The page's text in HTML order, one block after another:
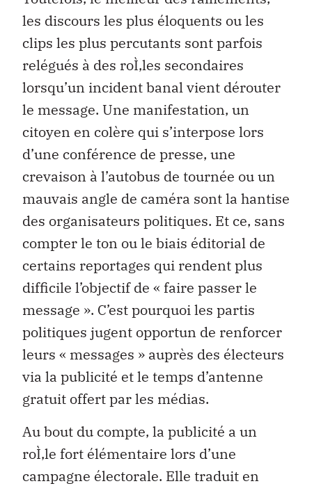
les discours les plus éloquents ou les
clips les plus percutants sont parfois
relégués à des roÌ‚les secondaires
lorsqu’un incident banal vient dérouter
le message. Une manifestation, un
citoyen en colère qui s’interpose lors
d’une conférence de presse, une
crevaison à l’autobus de tournée ou un
mauvais angle de caméra sont la hantise
des organisateurs politiques. Et ce, sans
compter le ton ou le biais éditorial de
certains reportages qui rendent plus
difficile l’objectif de « faire passer le
message ». C’est pourquoi les partis
politiques jugent opportun de renforcer
leurs « messages » auprès des électeurs
via la publicité et le temps d’antenne
gratuit offert par les médias.
Au bout du compte, la publicité a un
roÌ‚le fort élémentaire lors d’une
campagne électorale. Elle traduit en